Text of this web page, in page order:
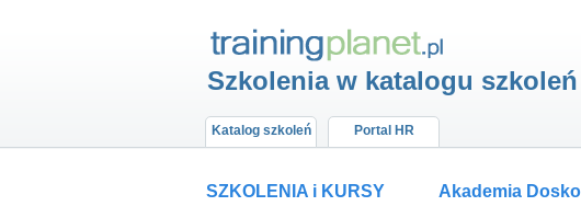
Szkolenia w katalogu szkoleń
Katalog szkoleń Portal HR
SZKOLENIA i KURSY Akademia